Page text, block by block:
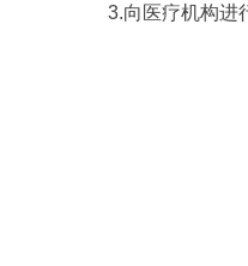
3.向医疗机构进